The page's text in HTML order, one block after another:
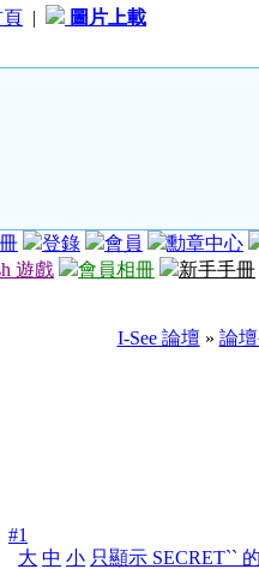
頁 | 圖片上載
登錄 會員
勳章中心
遊戲
會員相冊 新手手冊
I-See 論壇 » 論
#1
大 中 小 只顯示 SECRET``